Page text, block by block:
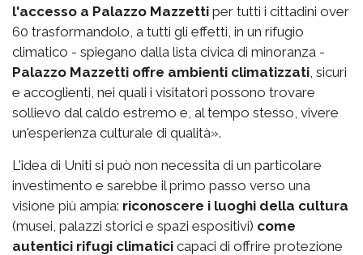
l'accesso a Palazzo Mazzetti per tutti i cittadini over
60 trasformandolo, a tutti gli effetti, in un rifugio
climatico - spiegano dalla lista civica di minoranza -
Palazzo Mazzetti offre ambienti climatizzati , sicuri
e accoglienti, nei quali i visitatori possono trovare
sollievo dal caldo estremo e, al tempo stesso, vivere
un'esperienza culturale di qualità».
L'idea di Uniti si può non necessita di un particolare
investimento e sarebbe il primo passo verso una
visione più ampia: riconoscere i luoghi della cultura
(musei, palazzi storici e spazi espositivi) come
autentici rifugi climatici capaci di offrire protezione